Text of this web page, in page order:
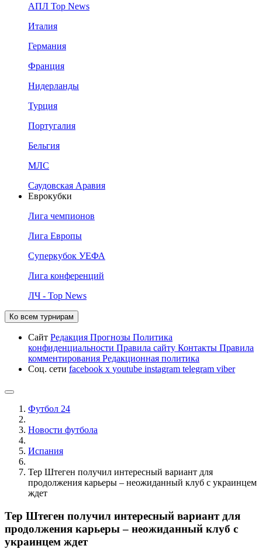
АПЛ Top News
Италия
Германия
Франция
Нидерланды
Турция
Португалия
Бельгия
МЛС
Саудовская Аравия
Еврокубки
Лига чемпионов
Лига Европы
Суперкубок УЕФА
Лига конференций
ЛЧ - Top News
Ко всем турнирам
Сайт Редакция Прогнозы Политика
конфиденциальности Правила сайту Контакты Правила
комментирования Редакционная политика
Соц. сети facebook x youtube instagram telegram viber
Футбол 24
Новости футбола
Испания
Тер Штеген получил интересный вариант для
продолжения карьеры – неожиданный клуб с украинцем
ждет
Тер Штеген получил интересный вариант для
продолжения карьеры – неожиданный клуб с
украинцем ждет